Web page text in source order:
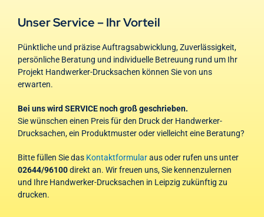
Unser Service – Ihr Vorteil
Pünktliche und präzise Auftragsabwicklung, Zuverlässigkeit,
persönliche Beratung und individuelle Betreuung rund um Ihr
Projekt Handwerker-Drucksachen können Sie von uns
erwarten.
Bei uns wird SERVICE noch groß geschrieben.
Sie wünschen einen Preis für den Druck der Handwerker-
Drucksachen, ein Produktmuster oder vielleicht eine Beratung?
Bitte füllen Sie das Kontaktformularaus oder rufen uns unter
02644/96100direkt an. Wir freuen uns, Sie kennenzulernen
und Ihre Handwerker-Drucksachen in Leipzig zukünftig zu
drucken.